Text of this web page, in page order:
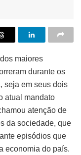
maiores
durante os
seja em seus dois
atual mandato
atenção de
da sociedade, que
episódios que
economia do país.